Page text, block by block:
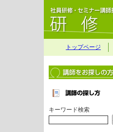
トップページ
キーワード検索